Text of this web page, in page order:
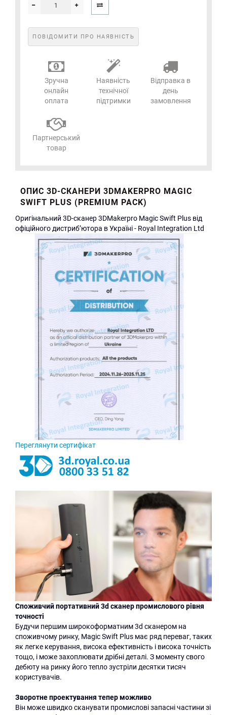
ПОВІДОМИТИ ПРО НАЯВНІСТЬ
Зручна
онлайн
оплата
Наявність
технічної
підтримки
Відправка в
день
замовлення
Партнерський
товар
ОПИС 3D-СКАНЕРИ 3DMAKERPRO MAGIC
SWIFT PLUS (PREMIUM PACK)
Оригінальний 3D-сканер 3DMakerpro Magic Swift Plus від
офіційного дистриб’ютора в Україні - Royal Integration Ltd
Переглянути сертифікат
Споживчий портативний 3d сканер промислового рівня
точності
Будучи першим широкоформатним 3d сканером на
споживчому ринку, Magic Swift Plus має ряд переваг, таких
як легке керування, висока ефективність і висока точність
тощо, і може захоплювати дрібні деталі. З моменту свого
дебюту на ринку його тепло зустріли десятки тисяч
користувачів.
Зворотне проектування тепер можливо
Він може швидко сканувати промислові запасні частини зі